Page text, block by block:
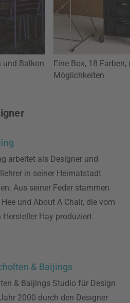
und Balkon
Eine Box, 18
Möglichkeiten
arbeitet als Designer und
in seiner Heimatstadt
Aus seiner Feder stammen
und About A Chair, die vom
Hersteller Hay produziert
& Baijings
& Baijings Studio für Design
2000 durch den Designer